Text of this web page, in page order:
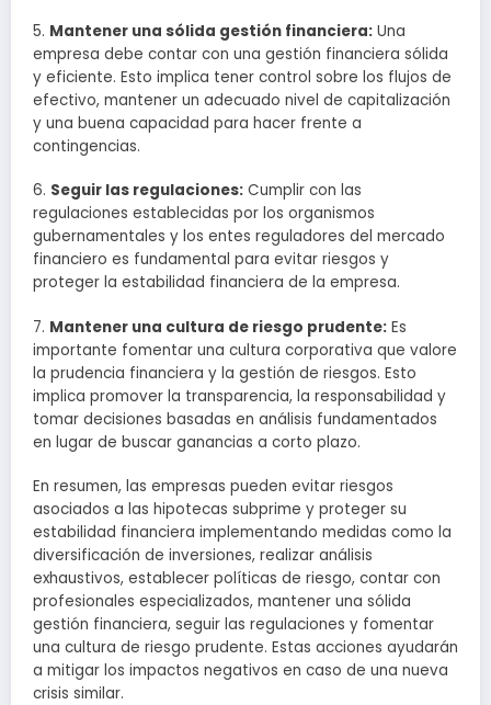
5. Mantener una sólida gestión financiera: Una
empresa debe contar con una gestión financiera sólida
y eficiente. Esto implica tener control sobre los flujos de
efectivo, mantener un adecuado nivel de capitalización
y una buena capacidad para hacer frente a
contingencias.
6. Seguir las regulaciones: Cumplir con las
regulaciones establecidas por los organismos
gubernamentales y los entes reguladores del mercado
financiero es fundamental para evitar riesgos y
proteger la estabilidad financiera de la empresa.
7. Mantener una cultura de riesgo prudente: Es
importante fomentar una cultura corporativa que valore
la prudencia financiera y la gestión de riesgos. Esto
implica promover la transparencia, la responsabilidad y
tomar decisiones basadas en análisis fundamentados
en lugar de buscar ganancias a corto plazo.
En resumen, las empresas pueden evitar riesgos
asociados a las hipotecas subprime y proteger su
estabilidad financiera implementando medidas como la
diversificación de inversiones, realizar análisis
exhaustivos, establecer políticas de riesgo, contar con
profesionales especializados, mantener una sólida
gestión financiera, seguir las regulaciones y fomentar
una cultura de riesgo prudente. Estas acciones ayudarán
a mitigar los impactos negativos en caso de una nueva
crisis similar.